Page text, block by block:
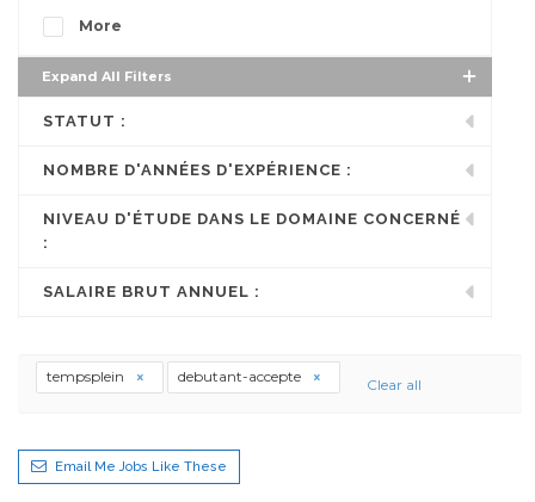
More
Expand All Filters
STATUT :
NOMBRE D'ANNÉES D'EXPÉRIENCE :
NIVEAU D'ÉTUDE DANS LE DOMAINE CONCERNÉ
:
SALAIRE BRUT ANNUEL :
tempsplein debutant-accepte Clear all
Email Me Jobs Like These